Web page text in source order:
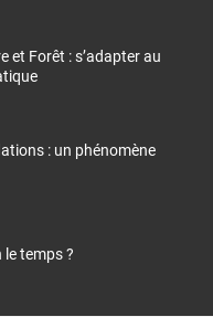
et Forêt : s’adapter au
: un phénomène
temps ?